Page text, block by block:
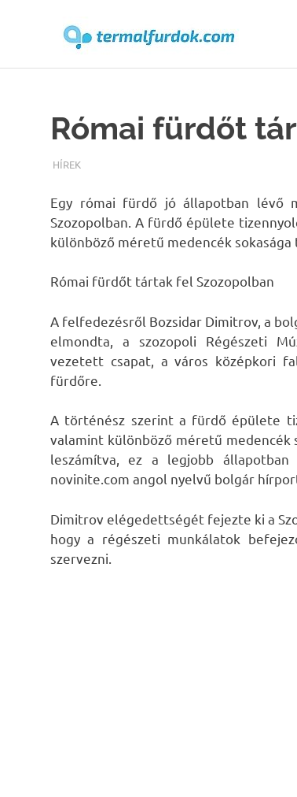
Római fürdőt
TERMALFURDOK.COM
HÍREK
Egy római fürdő jó állapotban lévő
Szozopolban. A fürdő épülete
különböző méretű medencék sokasága
Római fürdőt tártak fel Szozopolban
A felfedezésről Bozsidar Dimitrov, a
elmondta, a szozopoli Régészeti
vezetett csapat, a város középkori
fürdőre.
A történész szerint a fürdő épülete
valamint különböző méretű medencék
leszámítva, ez a legjobb
novinite.com angol nyelvű bolgár
Dimitrov elégedettségét fejezte ki a
hogy a régészeti munkálatok
szervezni.